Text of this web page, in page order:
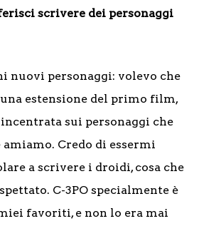
scrivere dei personaggi
nuovi personaggi: volevo che
estensione del primo film,
sui personaggi che
Credo di essermi
a scrivere i droidi, cosa che
C-3PO specialmente è
favoriti, e non lo era mai